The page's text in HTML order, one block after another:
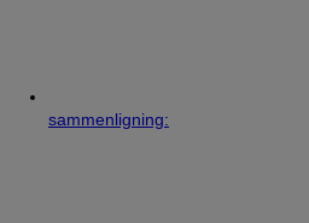
sammenligning: